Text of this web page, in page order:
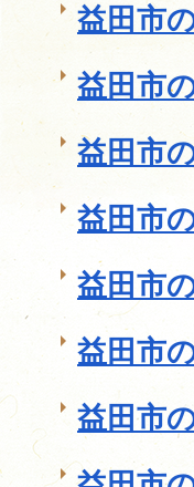
益田市
益田市
益田市
益田市
益田市
益田市
益田市